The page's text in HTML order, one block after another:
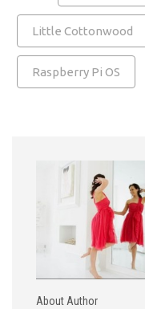
Little Cottonwood
Raspberry Pi OS
About Author